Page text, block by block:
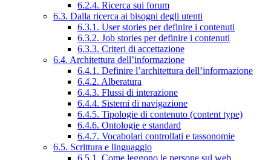
6.2.4. Ricerca sui forum
6.3. Dalla ricerca ai bisogni degli utenti
6.3.1. User stories per definire i contenuti
6.3.2. Job stories per definire i contenuti
6.3.3. Criteri di accettazione
6.4. Architettura dell’informazione
6.4.1. Definire l’architettura dell’informazione
6.4.2. Alberatura
6.4.3. Flussi di interazione
6.4.4. Sistemi di navigazione
6.4.5. Tipologie di contenuto (content type)
6.4.6. Ontologie e standard
6.4.7. Vocabolari controllati e tassonomie
6.5. Scrittura e linguaggio
6.5.1. Come leggono le persone sul web